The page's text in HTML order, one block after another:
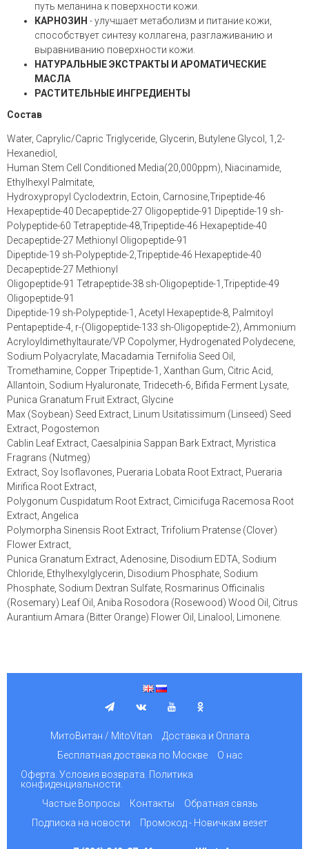
путь меланина к поверхности кожи.
КАРНОЗИН - улучшает метаболизм и питание кожи,
способствует синтезу коллагена, разглаживанию и
выравниванию поверхности кожи.
НАТУРАЛЬНЫЕ ЭКСТРАКТЫ И АРОМАТИЧЕСКИЕ
МАСЛА
РАСТИТЕЛЬНЫЕ ИНГРЕДИЕНТЫ
Состав
Water, Caprylic/Capric Triglyceride, Glycerin, Butylene Glycol, 1,2-
Hexanediol,
Human Stem Cell Conditioned Media(20,000ppm), Niacinamide,
Ethylhexyl Palmitate,
Hydroxypropyl Cyclodextrin, Ectoin, Carnosine,Tripeptide-46
Hexapeptide-40 Decapeptide-27 Oligopeptide-91 Dipeptide-19 sh-
Polypeptide-60 Tetrapeptide-48,Tripeptide-46 Hexapeptide-40
Decapeptide-27 Methionyl Oligopeptide-91
Dipeptide-19 sh-Polypeptide-2,Tripeptide-46 Hexapeptide-40
Decapeptide-27 Methionyl
Oligopeptide-91 Tetrapeptide-38 sh-Oligopeptide-1,Tripeptide-49
Oligopeptide-91
Dipeptide-19 sh-Polypeptide-1, Acetyl Hexapeptide-8, Palmitoyl
Pentapeptide-4, r-(Oligopeptide-133 sh-Oligopeptide-2), Ammonium
Acryloyldimethyltaurate/VP Copolymer, Hydrogenated Polydecene,
Sodium Polyacrylate, Macadamia Ternifolia Seed Oil,
Tromethamine, Copper Tripeptide-1, Xanthan Gum, Citric Acid,
Allantoin, Sodium Hyaluronate, Trideceth-6, Bifida Ferment Lysate,
Punica Granatum Fruit Extract, Glycine
Max (Soybean) Seed Extract, Linum Usitatissimum (Linseed) Seed
Extract, Pogostemon
Cablin Leaf Extract, Caesalpinia Sappan Bark Extract, Myristica
Fragrans (Nutmeg)
Extract, Soy Isoflavones, Pueraria Lobata Root Extract, Pueraria
Mirifica Root Extract,
Polygonum Cuspidatum Root Extract, Cimicifuga Racemosa Root
Extract, Angelica
Polymorpha Sinensis Root Extract, Trifolium Pratense (Clover)
Flower Extract,
Punica Granatum Extract, Adenosine, Disodium EDTA, Sodium
Chloride, Ethylhexylglycerin, Disodium Phosphate, Sodium
Phosphate, Sodium Dextran Sulfate, Rosmarinus Officinalis
(Rosemary) Leaf Oil, Aniba Rosodora (Rosewood) Wood Oil, Citrus
Aurantium Amara (Bitter Orange) Flower Oil, Linalool, Limonene.
МитоВитан / MitoVitan
Доставка и Оплата
Бесплатная доставка по Москве
О нас
Оферта. Условия возврата. Политика
конфиденциальности.
Частые Вопросы
Контакты
Обратная связь
Подписка на новости
Промокод - Новичкам везет